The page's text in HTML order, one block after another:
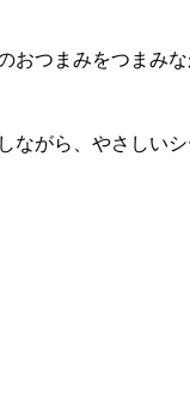
おつまみをつまみ
ながら、やさしい